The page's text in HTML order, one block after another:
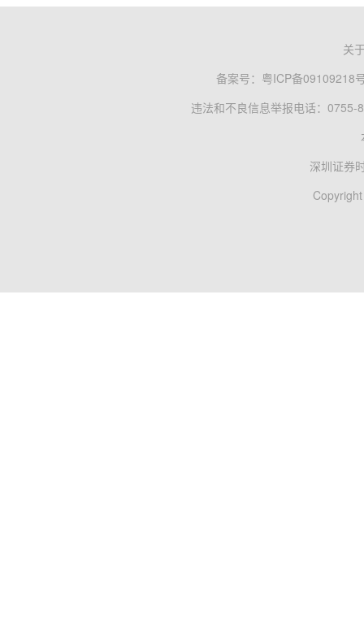
关
备案号： 粤ICP备09109218
违法和不良信息举报电话：0755-
深圳证券